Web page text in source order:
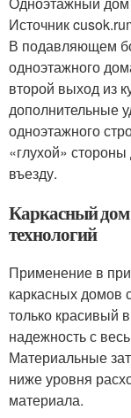
Источник
В подавляющем
одноэтажного
второй выход из
дополнительные
одноэтажного
«глухой»
въезду.
Каркасный дом
технологий
Применение в
каркасных домов
только красивый
надежность с
Материальные
ниже уровня
материала.